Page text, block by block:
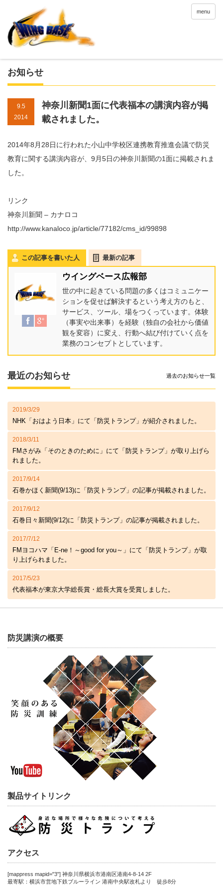
menu
お知らせ
9.5
2014
神奈川新聞1面に代表福本の講演内容が掲
載されました。
2014年8月28日に行われた小山中学校区連携教育推進会議で防災
教育に関する講演内容が、9月5日の神奈川新聞の1面に掲載されま
した。
リンク
神奈川新聞 – カナロコ
http://www.kanaloco.jp/article/77182/cms_id/99898
この記事を書いた人 最新の記事
ウイングベース広報部
世の中に起きている問題の多くはコミュニケー
ションを促せば解決するという考え方のもと、
サービス、ツール、場をつくっています。体験
（事実や出来事）を経験（独自の会社から価値
観を変容）に変え、行動へ結び付けていく点を
業務のコンセプトとしています。
最近のお知らせ
2019/3/29
NHK「おはよう日本」にて「防災トランプ」が紹介されました。
2018/3/11
FMさがみ「そのときのために」にて「防災トランプ」が取り上げら
れました。
2017/9/14
石巻かほく新聞(9/13)に「防災トランプ」の記事が掲載されました。
2017/9/12
石巻日々新聞(9/12)に「防災トランプ」の記事が掲載されました。
2017/7/12
FMヨコハマ「E-ne！～good for you～」にて「防災トランプ」が取
り上げられました。
2017/5/23
代表福本が東京大学総長賞・総長大賞を受賞しました。
過去のお知らせ一覧
防災講演の概要
製品サイトリンク
アクセス
[mappress mapid="3"] 神奈川県横浜市港南区港南4-8-14 2F
最寄駅：横浜市営地下鉄ブルーライン 港南中央駅改札より 徒歩8分